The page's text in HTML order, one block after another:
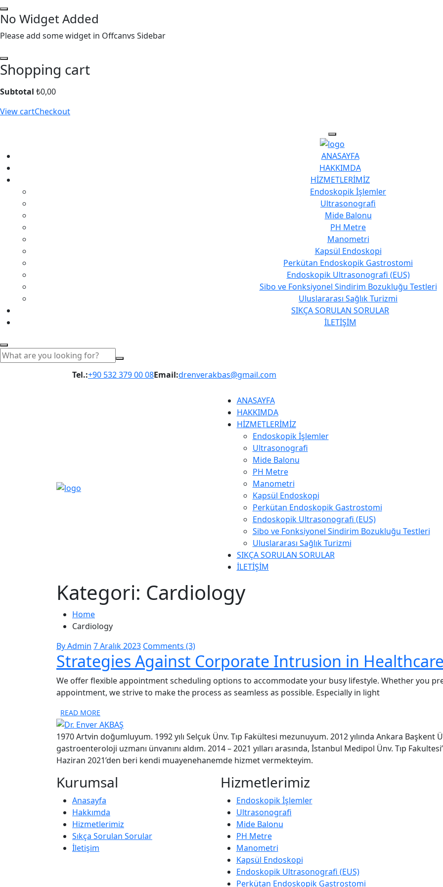
No Widget Added
Please add some widget in Offcanvs Sidebar
Shopping cart
Subtotal ₺0,00
View cartCheckout
ANASAYFA
HAKKIMDA
HİZMETLERİMİZ
Endoskopik İşlemler
Ultrasonografi
Mide Balonu
PH Metre
Manometri
Kapsül Endoskopi
Perkütan Endoskopik Gastrostomi
Endoskopik Ultrasonografi (EUS)
Sibo ve Fonksiyonel Sindirim Bozukluğu Testleri
Uluslararası Sağlık Turizmi
SIKÇA SORULAN SORULAR
İLETİŞİM
Tel.:+90 532 379 00 08Email:drenverakbas@gmail.com
ANASAYFA
HAKKIMDA
HİZMETLERİMİZ
Endoskopik İşlemler
Ultrasonografi
Mide Balonu
PH Metre
Manometri
Kapsül Endoskopi
Perkütan Endoskopik Gastrostomi
Endoskopik Ultrasonografi (EUS)
Sibo ve Fonksiyonel Sindirim Bozukluğu Testleri
Uluslararası Sağlık Turizmi
SIKÇA SORULAN SORULAR
İLETİŞİM
Kategori: Cardiology
Home
Cardiology
By Admin 7 Aralık 2023 Comments (3)
Strategies Against Corporate Intrusion in Healthcare
We offer flexible appointment scheduling options to accommodate your busy lifestyle. Whether you
appointment, we strive to make the process as seamless as possible. Especially in light
READ MORE
1970 Artvin doğumluyum. 1992 yılı Selçuk Ünv. Tıp Fakültesi mezunuyum. 2012 yılında Ankara
gastroenteroloji uzmanı ünvanını aldım. 2014 – 2021 yılları arasında, İstanbul Medipol Ünv. Tıp
Haziran 2021’den beri kendi muayenehanemde hizmet vermekteyim.
Kurumsal
Anasayfa
Hakkımda
Hizmetlerimiz
Sıkça Sorulan Sorular
İletişim
Hizmetlerimiz
Endoskopik İşlemler
Ultrasonografi
Mide Balonu
PH Metre
Manometri
Kapsül Endoskopi
Endoskopik Ultrasonografi (EUS)
Perkütan Endoskopik Gastrostomi